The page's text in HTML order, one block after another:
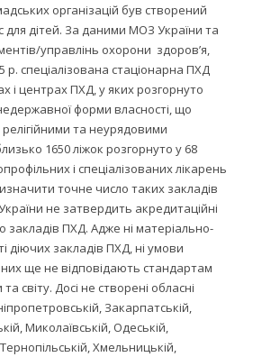
організацій був створений
для дітей. За даними МОЗ України та
управлінь охорони здоров’я,
р. спеціалізована стаціонарна ПХД
і центрах ПХД, у яких розгорнуто
форми власності, що
та неурядовими
1650 ліжок розгорнуто у 68
і спеціалізованих лікарень
точне число таких закладів
не затвердить акредитаційні
закладів ПХД. Адже ні матеріально-
діючих закладів ПХД, ні умови
ще не відповідають стандартам
світу. Досі не створені обласні
Закарпатській,
Миколаївській, Одеській,
Хмельницькій,